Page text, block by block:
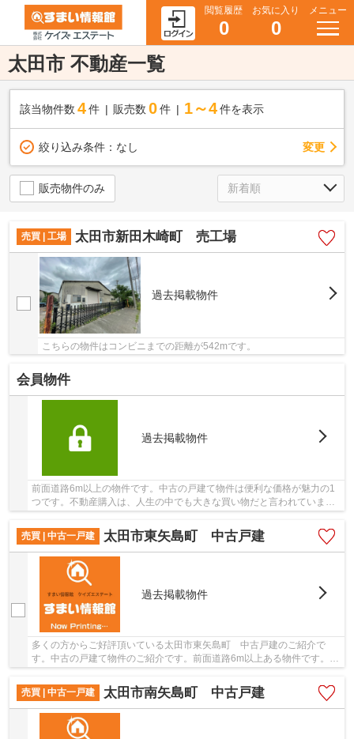
閲覧履歴
0
お気に入り
0
メニュー
太田市 不動産一覧
該当物件数 4件 販売数 0 件 1～4 件を表示
絞り込み条件： なし 変更
販売物件のみ
売買 | 工場 太田市新田木崎町 売工場
過去掲載物件
こちらの物件はコンビニまでの距離が542mです。
会員物件
過去掲載物件
前面道路6m以上の物件です。中古の戸建て物件は便利な価格が魅力の1
つです。不動産購入は、人生の中でも大きな買い物だと言われていま
売買 | 中古一戸建
太田市東矢島町 中古戸建
過去掲載物件
多くの方からご好評頂いている太田市東矢島町 中古戸建のご紹介で
す。中古の戸建て物件のご紹介です。前面道路6m以上ある物件です。平
売買 | 中古一戸建
太田市南矢島町 中古戸建